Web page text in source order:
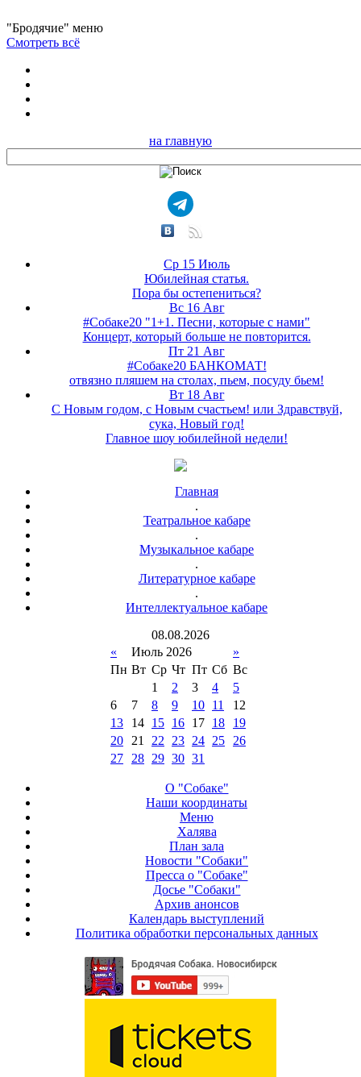
"Бродячие" меню
Смотреть всё
на главную
Ср 15 Июль
Юбилейная статья.
Пора бы остепениться?
Вс 16 Авг
#Собаке20 "1+1. Песни, которые с нами"
Концерт, который больше не повторится.
Пт 21 Авг
#Собаке20 БАНКОМАТ!
отвязно пляшем на столах, пьем, посуду бьем!
Вт 18 Авг
С Новым годом, с Новым счастьем! или Здравствуй,
сука, Новый год!
Главное шоу юбилейной недели!
Главная
.
Театральное кабаре
.
Музыкальное кабаре
.
Литературное кабаре
.
Интеллектуальное кабаре
08.08.2026
«
Июль 2026
»
Пн Вт Ср Чт Пт Сб Вс
1
2 3 4
5
6
7 8 9 10 11
12
13
14 15 16 17 18
19
20
21 22 23 24 25
26
27
28 29 30 31
О "Собаке"
Наши координаты
Меню
Халява
План зала
Новости "Собаки"
Пресса о "Собаке"
Досье "Собаки"
Архив анонсов
Календарь выступлений
Политика обработки персональных данных